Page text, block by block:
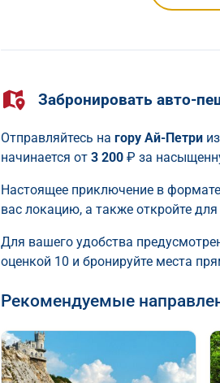
Забронировать авто-
Отправляйтесь на гору Ай-Петри
начинается от 3 200 ₽ за
Настоящее приключение в
вас локацию, а также откройте
Для вашего удобства
оценкой 10 и бронируйте места
Рекомендуемые